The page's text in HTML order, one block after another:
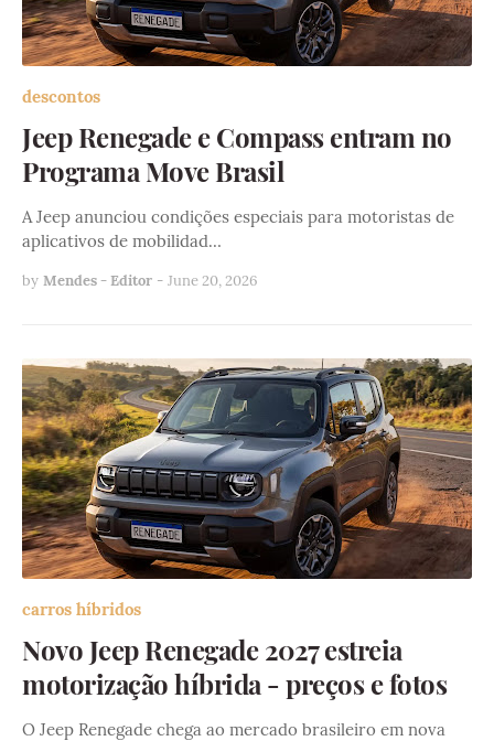
descontos
Jeep Renegade e Compass entram no
Programa Move Brasil
A Jeep anunciou condições especiais para motoristas de
aplicativos de mobilidad…
by Mendes - Editor - June 20, 2026
carros híbridos
Novo Jeep Renegade 2027 estreia
motorização híbrida - preços e fotos
O Jeep Renegade chega ao mercado brasileiro em nova